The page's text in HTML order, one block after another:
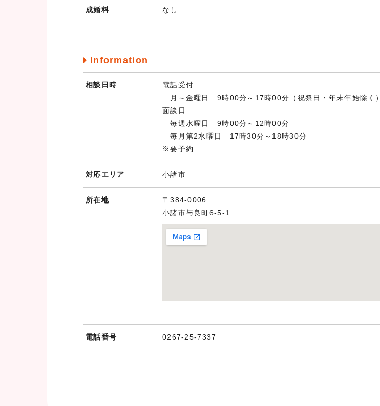
成婚料 なし
Information
相談日時
電話受付
月～金曜日 9時00分～17時00分（祝祭日・年末年始除く）
面談日
毎週水曜日 9時00分～12時00分
毎月第2水曜日 17時30分～18時30分
※要予約
対応エリア 小諸市
所在地
〒384-0006
小諸市与良町6-5-1
電話番号 0267-25-7337